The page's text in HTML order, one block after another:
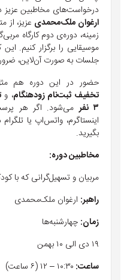
درخواست‌های مخاطبین عزیز
ارغوان ملک‌محمدی عزیز،
زمینه، دوره‌ی دوم کارگاه
جلسات به صورت آن‌لاین،
حضور در این دوره هم
تخفیف ثبت‌نام زودهنگام، و
۳ نفر
می‌شود. اگر هر
اینستاگرم، واتس‌اپ یا
بگیرید.
مخاطبین دوره:
مربیان و تسهیل‌گرانی که با کودکان زیر ۳ سال
راهبر: ارغوان ملک‌محمدی
زمان: چهارشنبه‌ها
۱۹ دی الی ۱۰ بهمن
ساعت: ۱۰:۳۰ – ۱۲ (۶ ساعت)